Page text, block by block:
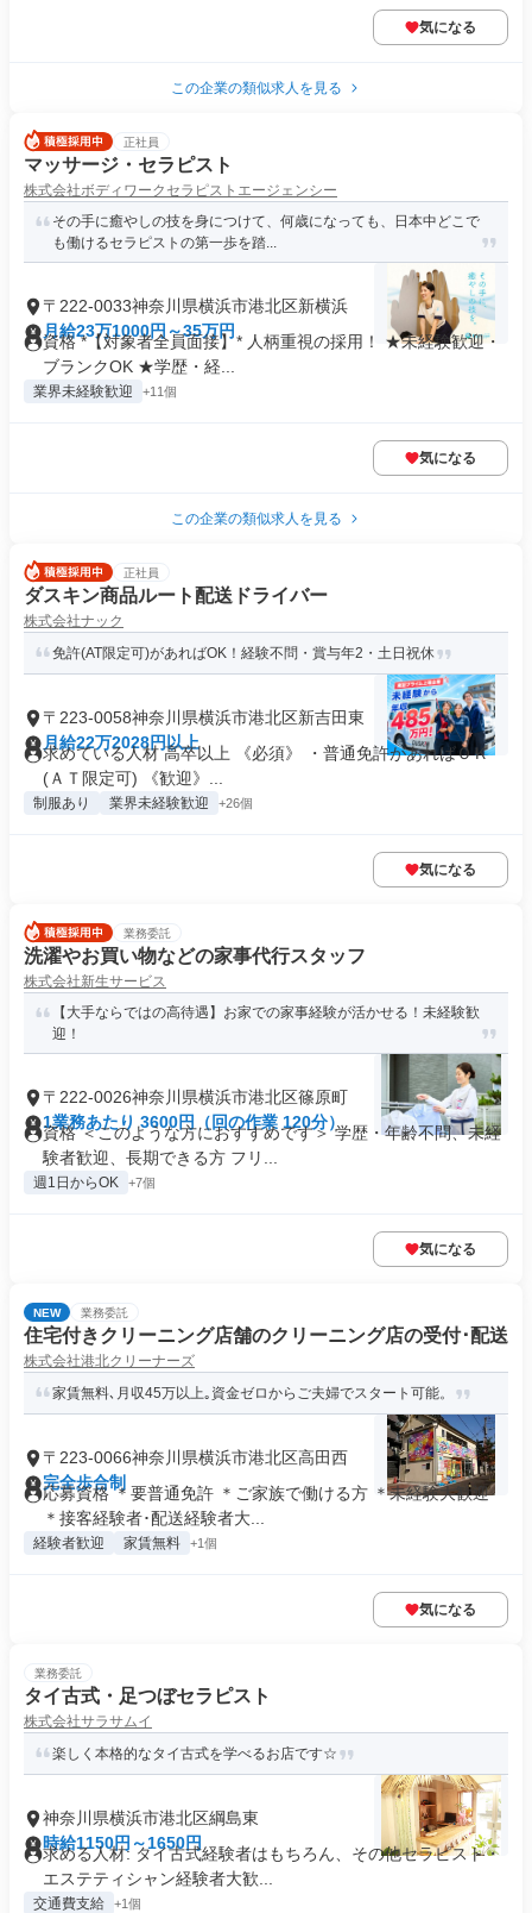
気になる
この企業の類似求人を見る
正社員
マッサージ・セラピスト
株式会社ボディワークセラピストエージェンシー
その手に癒やしの技を身につけて、何歳になっても、日本中どこで
も働けるセラピストの第一歩を踏...
〒222-0033神奈川県横浜市港北区新横浜
月給23万1000円～35万円
資格 *【対象者全員面接】* 人柄重視の採用！ ★未経験歓迎・
ブランクOK ★学歴・経...
業界未経験歓迎 +11個
気になる
この企業の類似求人を見る
正社員
ダスキン商品ルート配送ドライバー
株式会社ナック
免許(AT限定可)があればOK！経験不問・賞与年2・土日祝休
〒223-0058神奈川県横浜市港北区新吉田東
月給22万2028円以上
求めている人材 高卒以上 《必須》 ・普通免許があればＯＫ
(ＡＴ限定可) 《歓迎》...
制服あり 業界未経験歓迎 +26個
気になる
業務委託
洗濯やお買い物などの家事代行スタッフ
株式会社新生サービス
【大手ならではの高待遇】お家での家事経験が活かせる！未経験歓
迎！
〒222-0026神奈川県横浜市港北区篠原町
1業務あたり 3600円（回の作業 120分）
資格 ＜このような方におすすめです＞ 学歴・年齢不問、未経
験者歓迎、長期できる方 フリ...
週1日からOK +7個
気になる
NEW 業務委託
住宅付きクリーニング店舗のクリーニング店の受付･配送
株式会社港北クリーナーズ
家賃無料､月収45万以上｡資金ゼロからご夫婦でスタート可能。
〒223-0066神奈川県横浜市港北区高田西
完全歩合制
応募資格 ＊要普通免許 ＊ご家族で働ける方 ＊未経験大歓迎
＊接客経験者･配送経験者大...
経験者歓迎 家賃無料 +1個
気になる
業務委託
タイ古式・足つぼセラピスト
株式会社サラサムイ
楽しく本格的なタイ古式を学べるお店です☆
神奈川県横浜市港北区綱島東
時給1150円～1650円
求める人材: タイ古式経験者はもちろん、その他セラピスト・
エステティシャン経験者大歓...
交通費支給 +1個